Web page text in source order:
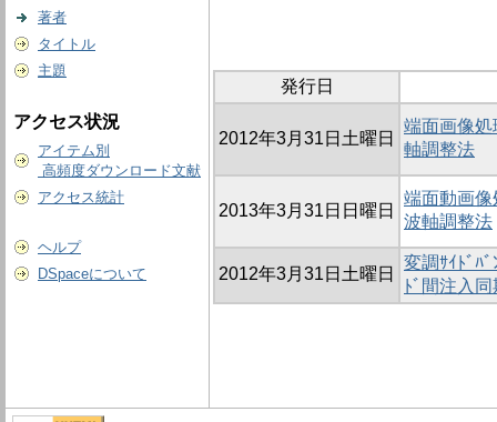
著者
タイトル
主題
アクセス状況
アイテム別
高頻度ダウンロード文献
アクセス統計
ヘルプ
DSpaceについて
発行日
2012年3月31日土曜日
端面画像
軸調整法
2013年3月31日日曜日
端面動画
波軸調整法
2012年3月31日土曜日
変調ｻｲﾄﾞﾊ
ﾄﾞ間注入同